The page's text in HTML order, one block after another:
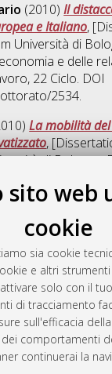
sito web
cookie
sia cookie
e altri
solo con il
di tracciamento
sull'efficacia
comportamenti
continuerai la
(2010)Il
e Italiano,
Università di
e delle
, 22 Ciclo. DOI
2534.
La mobilità
,
di Bologna.
Il rapporto di
e tecniche di
Università
Diritto del lavoro,
56.
generata il Thu